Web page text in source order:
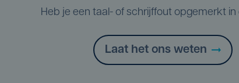
Heb je een taal- of schrijffout opgemerkt in
Laat het ons weten